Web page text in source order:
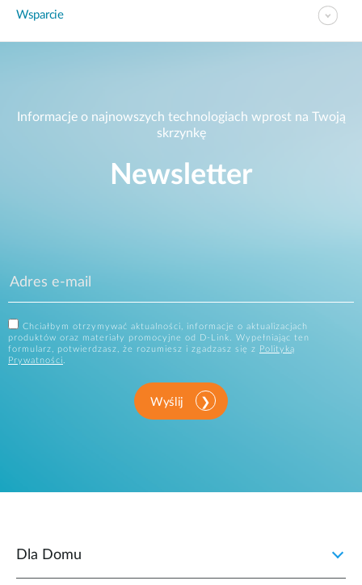
Wsparcie
Informacje o najnowszych technologiach wprost na Twoją
skrzynkę
Newsletter
Chciałbym otrzymywać aktualności, informacje o aktualizacjach
produktów oraz materiały promocyjne od D-Link. Wypełniając ten
formularz, potwierdzasz, że rozumiesz i zgadzasz się z
Polityką
Prywatności.
Wyślij
Dla Domu